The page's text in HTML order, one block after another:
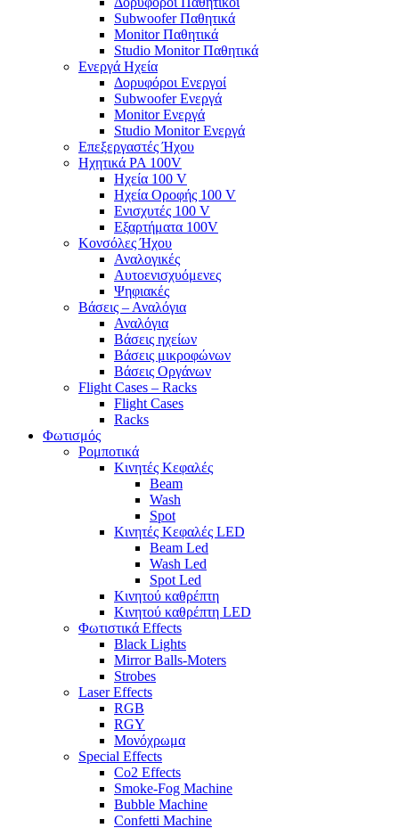
Subwoofer Παθητικά
Monitor Παθητικά
Studio Monitor Παθητικά
Ενεργά Ηχεία
Δορυφόροι Ενεργοί
Subwoofer Ενεργά
Monitor Ενεργά
Studio Monitor Ενεργά
Επεξεργαστές Ήχου
Ηχητικά PA 100V
Ηχεία 100 V
Ηχεία Οροφής 100 V
Ενισχυτές 100 V
Εξαρτήματα 100V
Κονσόλες Ήχου
Αναλογικές
Αυτοενισχυόμενες
Ψηφιακές
Βάσεις – Αναλόγια
Αναλόγια
Βάσεις ηχείων
Βάσεις μικροφώνων
Βάσεις Οργάνων
Flight Cases – Racks
Flight Cases
Racks
Φωτισμός
Ρομποτικά
Κινητές Κεφαλές
Beam
Wash
Spot
Κινητές Κεφαλές LED
Beam Led
Wash Led
Spot Led
Κινητού καθρέπτη
Κινητού καθρέπτη LED
Φωτιστικά Effects
Black Lights
Mirror Balls-Moters
Strobes
Laser Effects
RGB
RGY
Μονόχρωμα
Special Effects
Co2 Effects
Smoke-Fog Machine
Bubble Machine
Confetti Machine